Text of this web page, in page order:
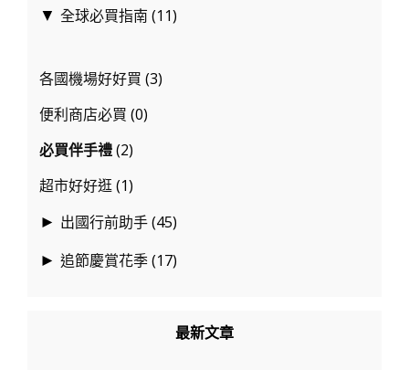
從
銷
典
到
地
限
定
▼ 全球必買指南 (11)
各國機場好好買 (3)
便利商店必買 (0)
必買伴手禮(2)
超市好好逛(1)
► 出國行前助手(45)
► 追節慶賞花季(17)
最新文章